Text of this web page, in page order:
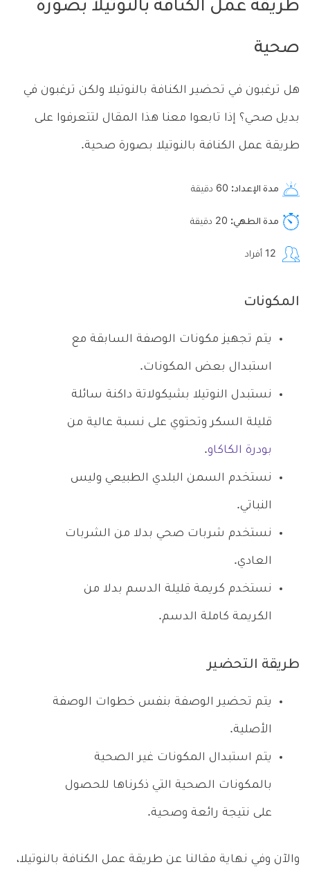
طريقة عمل الكنافة بالنوتيلا بصورة
صحية
هل ترغبون في تحضير الكنافة بالنوتيلا ولكن ترغبون في
بديل صحي؟ إذا تابعوا معنا هذا المقال لتتعرفوا على
طريقة عمل الكنافة بالنوتيلا بصورة صحية.
مدة الإعداد دقيقة
مدة الطهي دقيقة
أفراد
المكونات
يتم تجهيز مكونات الوصفة السابقة مع
استبدال بعض المكونات.
نستبدل النوتيلا بشيكولاتة داكنة سائلة
قليلة السكر وتحتوي على نسبة عالية من
بودرة الكاكاو.
نستخدم السمن البلدي الطبيعي وليس
النباتي.
نستخدم شربات صحي بدلا من الشربات
العادي.
نستخدم كريمة قليلة الدسم بدلا من
الكريمة كاملة الدسم.
طريقة التحضير
يتم تحضير الوصفة بنفس خطوات الوصفة
الأصلية.
يتم استبدال المكونات غير الصحية
بالمكونات الصحية التي ذكرناها للحصول
على نتيجة رائعة وصحية.
والآن وفي نهاية مقالنا عن طريقة عمل الكنافة بالنوتيلا،